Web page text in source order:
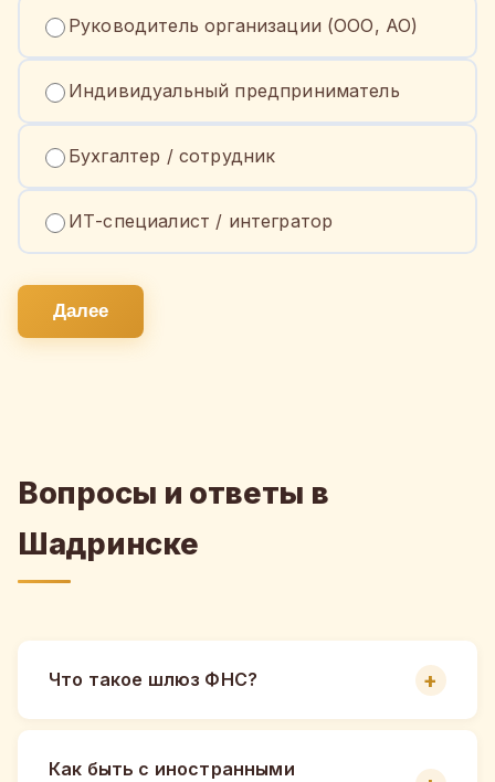
Руководитель организации (ООО, АО)
Индивидуальный предприниматель
Бухгалтер / сотрудник
ИТ-специалист / интегратор
Далее
Вопросы и ответы в
Шадринске
Что такое шлюз ФНС?
Как быть с иностранными